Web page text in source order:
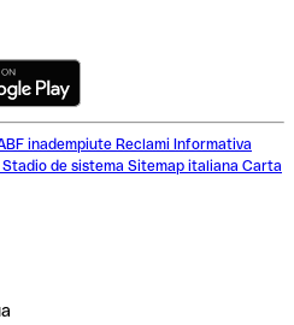
inadempiute Reclami Informativa
Stadio de sistema Sitemap italiana Carta